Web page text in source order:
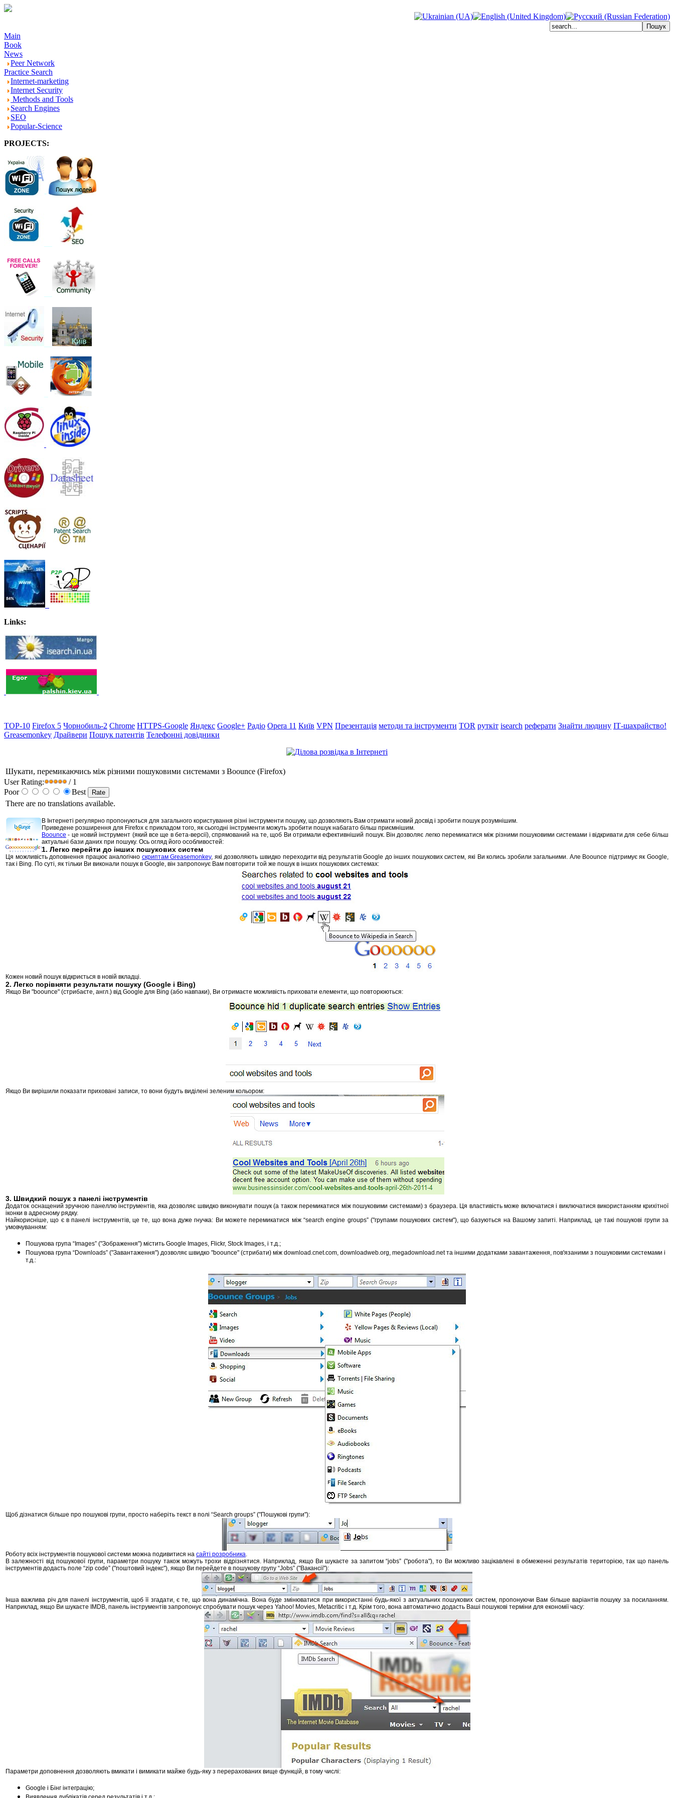
Main
Book
News
Peer Network
Practice Search
Internet-marketing
Internet Security
Methods and Tools
Search Engines
SEO
Popular-Science
PROJECTS:
-
Links:
TOP-10 Firefox 5 Чорнобиль-2 Chrome HTTPS-Google Яндекс Google+ Радіо Opera 11 Київ VPN Презентація методи та інструменти TOR руткіт isearch реферати Знайти людину ІТ-шахрайство!
Greasemonkey Драйвери Пошук патентів Телефонні довідники
Шукати, перемикаючись між різними пошуковими системами з Boounce (Firefox)
User Rating:
/ 1
Poor
Best
There are no translations available.
В Інтернеті регулярно пропонуються для загального користування різні інструменти пошуку, що дозволяють Вам отримати новий досвід і зробити пошук розумнішим.
Приведене розширення для Firefox є прикладом того, як сьогодні інструменти можуть зробити пошук набагато більш приємнішим.
Boounce - це новий інструмент (який все ще в бета-версії), спрямований на те, щоб Ви отримали ефективніший пошук. Він дозволяє легко перемикатися між різними пошуковими системами і відкривати для себе більш
актуальні бази даних при пошуку. Ось огляд його особливостей:
1. Легко перейти до інших пошукових систем
Ця можливість доповнення працює аналогічно скриптам Greasemonkey, які дозволяють швидко переходити від результатів Google до інших пошукових систем, які Ви колись зробили загальними. Але Boounce підтримує як Google,
так і Bing. По суті, як тільки Ви виконали пошук в Google, він запропонує Вам повторити той же пошук в інших пошукових системах:
Кожен новий пошук відкриється в новій вкладці.
2. Легко порівняти результати пошуку (Google і Bing)
Якщо Ви "boounce" (стрибаєте, англ.) від Google для Bing (або навпаки), Ви отримаєте можливість приховати елементи, що повторюються:
Якщо Ви вирішили показати приховані записи, то вони будуть виділені зеленим кольором:
3. Швидкий пошук з панелі інструментів
Додаток оснащений зручною панеллю інструментів, яка дозволяє швидко виконувати пошук (а також перемикатися між пошуковими системами) з браузера. Ця властивість може включатися і виключатися використанням крихітної
іконки в адресному рядку.
Найкорисніше, що є в панелі інструментів, це те, що вона дуже гнучка: Ви можете перемикатися між “search engine groups” ("групами пошукових систем"), що базуються на Вашому запиті. Наприклад, це такі пошукові групи за
умовчуванням:
Пошукова група “Images” ("Зображення") містить Google Images, Flickr, Stock Images, і т.д.;
Пошукова група “Downloads” ("Завантаження") дозволяє швидко "boounce" (стрибати) між download.cnet.com, downloadweb.org, megadownload.net та іншими додатками завантаження, пов'язаними з пошуковими системами і
т.д.:
Щоб дізнатися більше про пошукові групи, просто наберіть текст в полі “Search groups” ("Пошукові групи"):
Роботу всіх інструментів пошукової системи можна подивитися на сайті розробника.
В залежності від пошукової групи, параметри пошуку також можуть трохи відрізнятися. Наприклад, якщо Ви шукаєте за запитом “jobs” ("робота"), то Ви можливо зацікавлені в обмеженні результатів територією, так що панель
інструментів додасть поле “zip code” ("поштовий індекс"), якщо Ви перейдете в пошукову групу “Jobs” ("Вакансії"):
Інша важлива річ для панелі інструментів, щоб її згадати, є те, що вона динамічна. Вона буде змінюватися при використанні будь-якої з актуальних пошукових систем, пропонуючи Вам більше варіантів пошуку за посиланням.
Наприклад, якщо Ви шукаєте IMDB, панель інструментів запропонує спробувати пошук через Yahoo! Movies, Metacritic і т.д. Крім того, вона автоматично додасть Ваші пошукові терміни для економії часу:
Параметри доповнення дозволяють вмикати і вимикати майже будь-яку з перерахованих вище функцій, в тому числі:
Google і Бінг інтеграцію;